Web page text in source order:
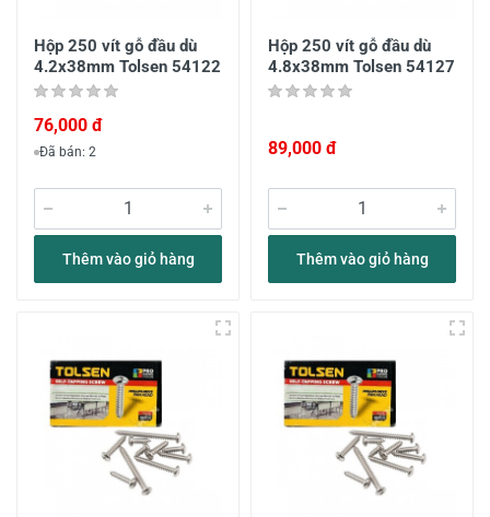
Hộp 250 vít gỗ đầu dù
4.2x38mm Tolsen 54122
76,000 đ
Đã bán: 2
Thêm vào giỏ hàng
Hộp 250 vít gỗ đầu dù
4.8x38mm Tolsen 54127
89,000 đ
Thêm vào giỏ hàng